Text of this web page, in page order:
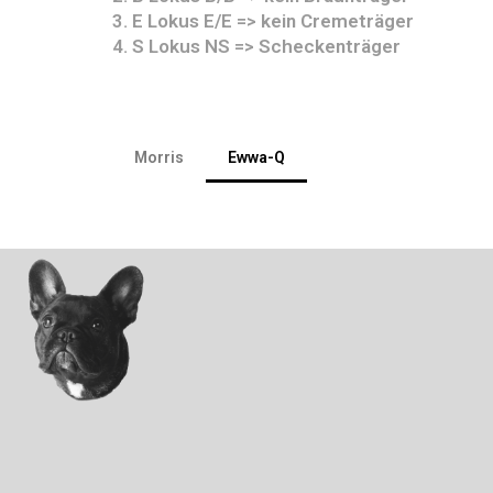
3. E Lokus E/E => kein Cremeträger
4. S Lokus NS => Scheckenträger
Morris Ewwa-Q